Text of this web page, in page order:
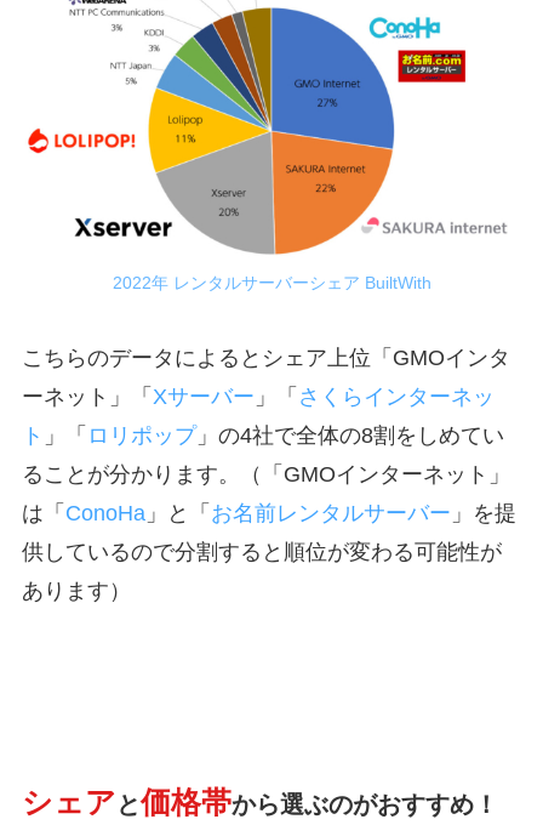
2022年 レンタルサーバーシェア BuiltWith
こちらのデータによるとシェア上位「GMOインタ
ーネット」「 Xサーバー 」「 さくらインターネッ
ト 」「 ロリポップ」の4社で全体の8割をしめてい
ることが分かります。（「GMOインターネット」
は「 ConoHa」と「 お名前レンタルサーバー 」を提
供しているので分割すると順位が変わる可能性が
あります）
シェア と価格帯から選ぶのがおすすめ！